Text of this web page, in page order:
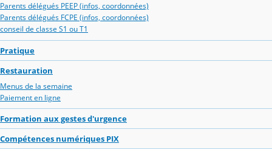
Parents délégués PEEP (infos, coordonnées)
Parents délégués FCPE (infos, coordonnées)
conseil de classe S1 ou T1
Pratique
Restauration
Menus de la semaine
Paiement en ligne
Formation aux gestes d'urgence
Compétences numériques PIX